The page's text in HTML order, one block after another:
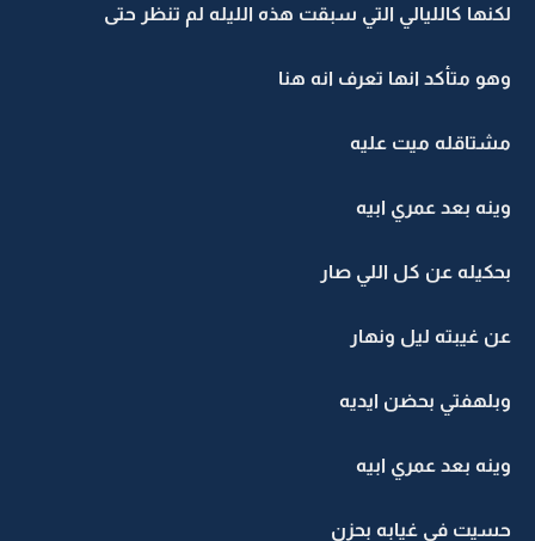
لكنها كالليالي التي سبقت هذه الليله لم تنظر حتى
وهو متأكد انها تعرف انه هنا
مشتاقله ميت عليه
وينه بعد عمري ابيه
بحكيله عن كل اللي صار
عن غيبته ليل ونهار
وبلهفتي بحضن ايديه
وينه بعد عمري ابيه
حسيت في غيابه بحزن